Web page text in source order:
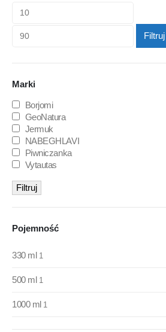
Filtruj
Marki
Borjomi
GeoNatura
Jermuk
NABEGHLAVI
Piwniczanka
Vytautas
Filtruj
Pojemność
330 ml 1
500 ml 1
1000 ml 1